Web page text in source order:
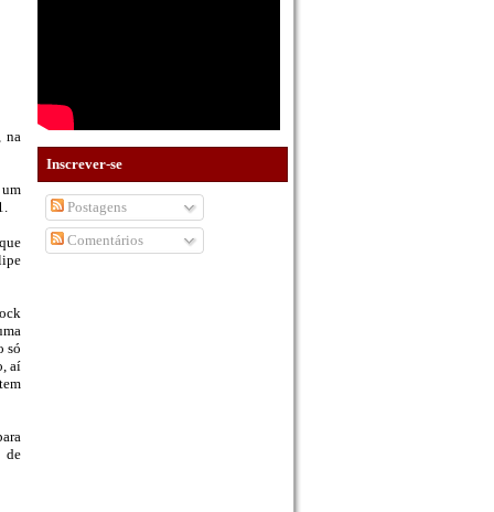
na
só
aí
de
Inscrever-se
Postagens
Comentários